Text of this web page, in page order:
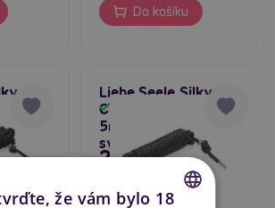
Do košíku
Liebe Seele Silky
Cotton Shibari Rope
5m (Black),
svazovací lano
249 Kč
že vám bylo 18